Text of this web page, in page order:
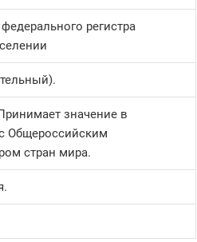
регистра
значение в
Общероссийским
стран мира.